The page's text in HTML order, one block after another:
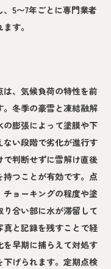
5〜7年ごとに専門業者
す。
、気候負荷の特性を前
冬季の豪雪と凍結融解
膨張によって塗膜や下
い段階で劣化が進行す
判断せずに雪解け直後
つことが有効です。点
ョーキングの程度や塗
合い部に水が滞留して
と記録を残すことで経
早期に捕らえて対処す
げられます。定期点検